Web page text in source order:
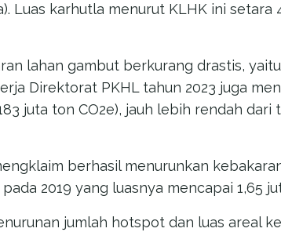
Luas karhutla menurut KLHK ini setara
lahan gambut berkurang drastis,
Direktorat PKHL tahun 2023 juga
juta ton CO2e), jauh lebih rendah dari
berhasil menurunkan
2019 yang luasnya mencapai 1,65
jumlah hotspot dan luas areal